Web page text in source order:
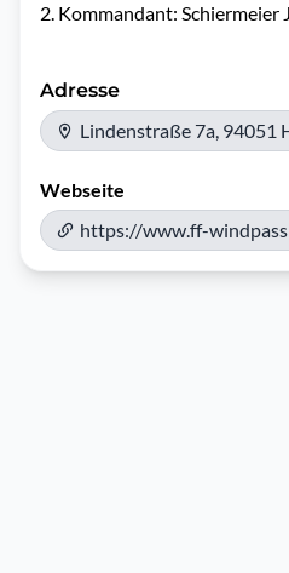
2. Kommandant: Schiermeier
Adresse
Lindenstraße 7a, 94051
Webseite
https://www.ff-